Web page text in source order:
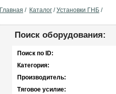
Главная / Каталог /Установки ГНБ /
Поиск оборудования:
Поиск по ID:
Категория:
Производитель:
Тяговое усилие: